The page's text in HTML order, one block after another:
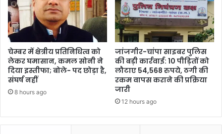
चेम्बर में क्षेत्रीय प्रतिनिधित्व को
लेकर घमासान, कमल सोनी ने
दिया इस्तीफा; बोले- पद छोड़ा है,
संघर्ष नहीं
8 hours ago
जांजगीर-चांपा साइबर पुलिस
की बड़ी कार्रवाई: 10 पीड़ितों को
लौटाए 54,568 रुपये, ठगी की
रकम वापस कराने की प्रक्रिया
जारी
12 hours ago